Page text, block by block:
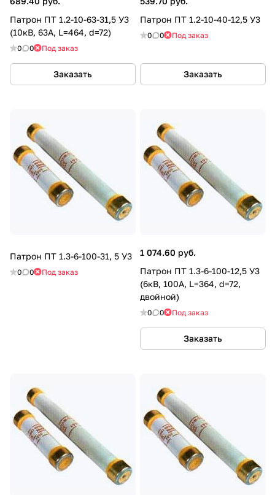
Патрон ПТ 1.2-10-63-31,5 У3
(10кВ, 63А, L=464, d=72)
0 0 Под заказ
Заказать
Патрон ПТ 1.2-10-40-12,5 У3
0 0 Под заказ
Заказать
Патрон ПТ 1.3-6-100-31, 5 У3
0 0 Под заказ
1 074.60 руб.
Патрон ПТ 1.3-6-100-12,5 У3
(6кВ, 100А, L=364, d=72,
двойной)
0 0 Под заказ
Заказать